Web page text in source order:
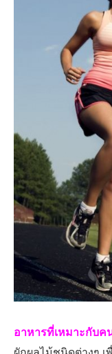
อาหารที่เหมาะกับค